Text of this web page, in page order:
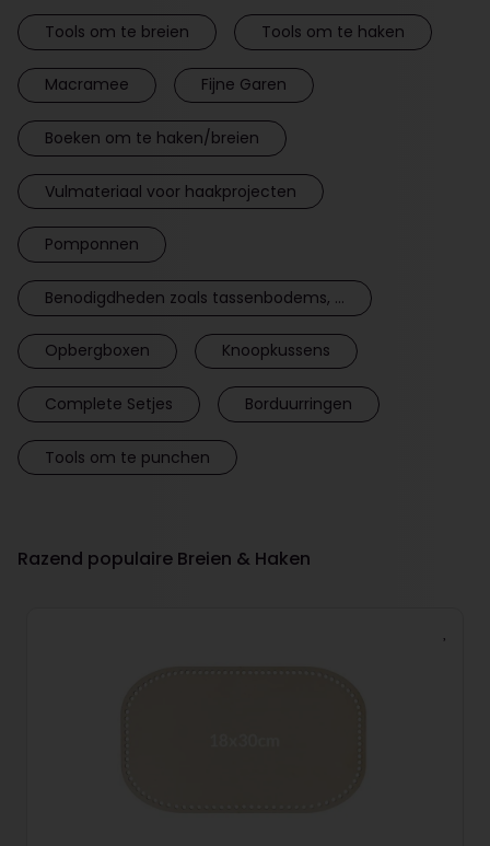
Tools om te breien Tools om te haken
Macramee Fijne Garen
Boeken om te haken/breien
Vulmateriaal voor haakprojecten
Pomponnen
Benodigdheden zoals tassenbodems, ...
Opbergboxen Knoopkussens
Complete Setjes Borduurringen
Tools om te punchen
Razend populaire Breien & Haken